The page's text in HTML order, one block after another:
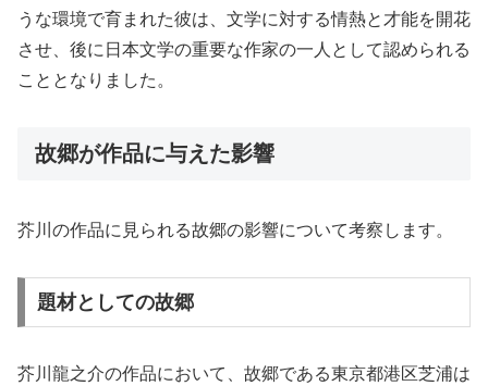
うな環境で育まれた彼は、文学に対する情熱と才能を開花
させ、後に日本文学の重要な作家の一人として認められる
こととなりました。
故郷が作品に与えた影響
芥川の作品に見られる故郷の影響について考察します。
題材としての故郷
芥川龍之介の作品において、故郷である東京都港区芝浦は